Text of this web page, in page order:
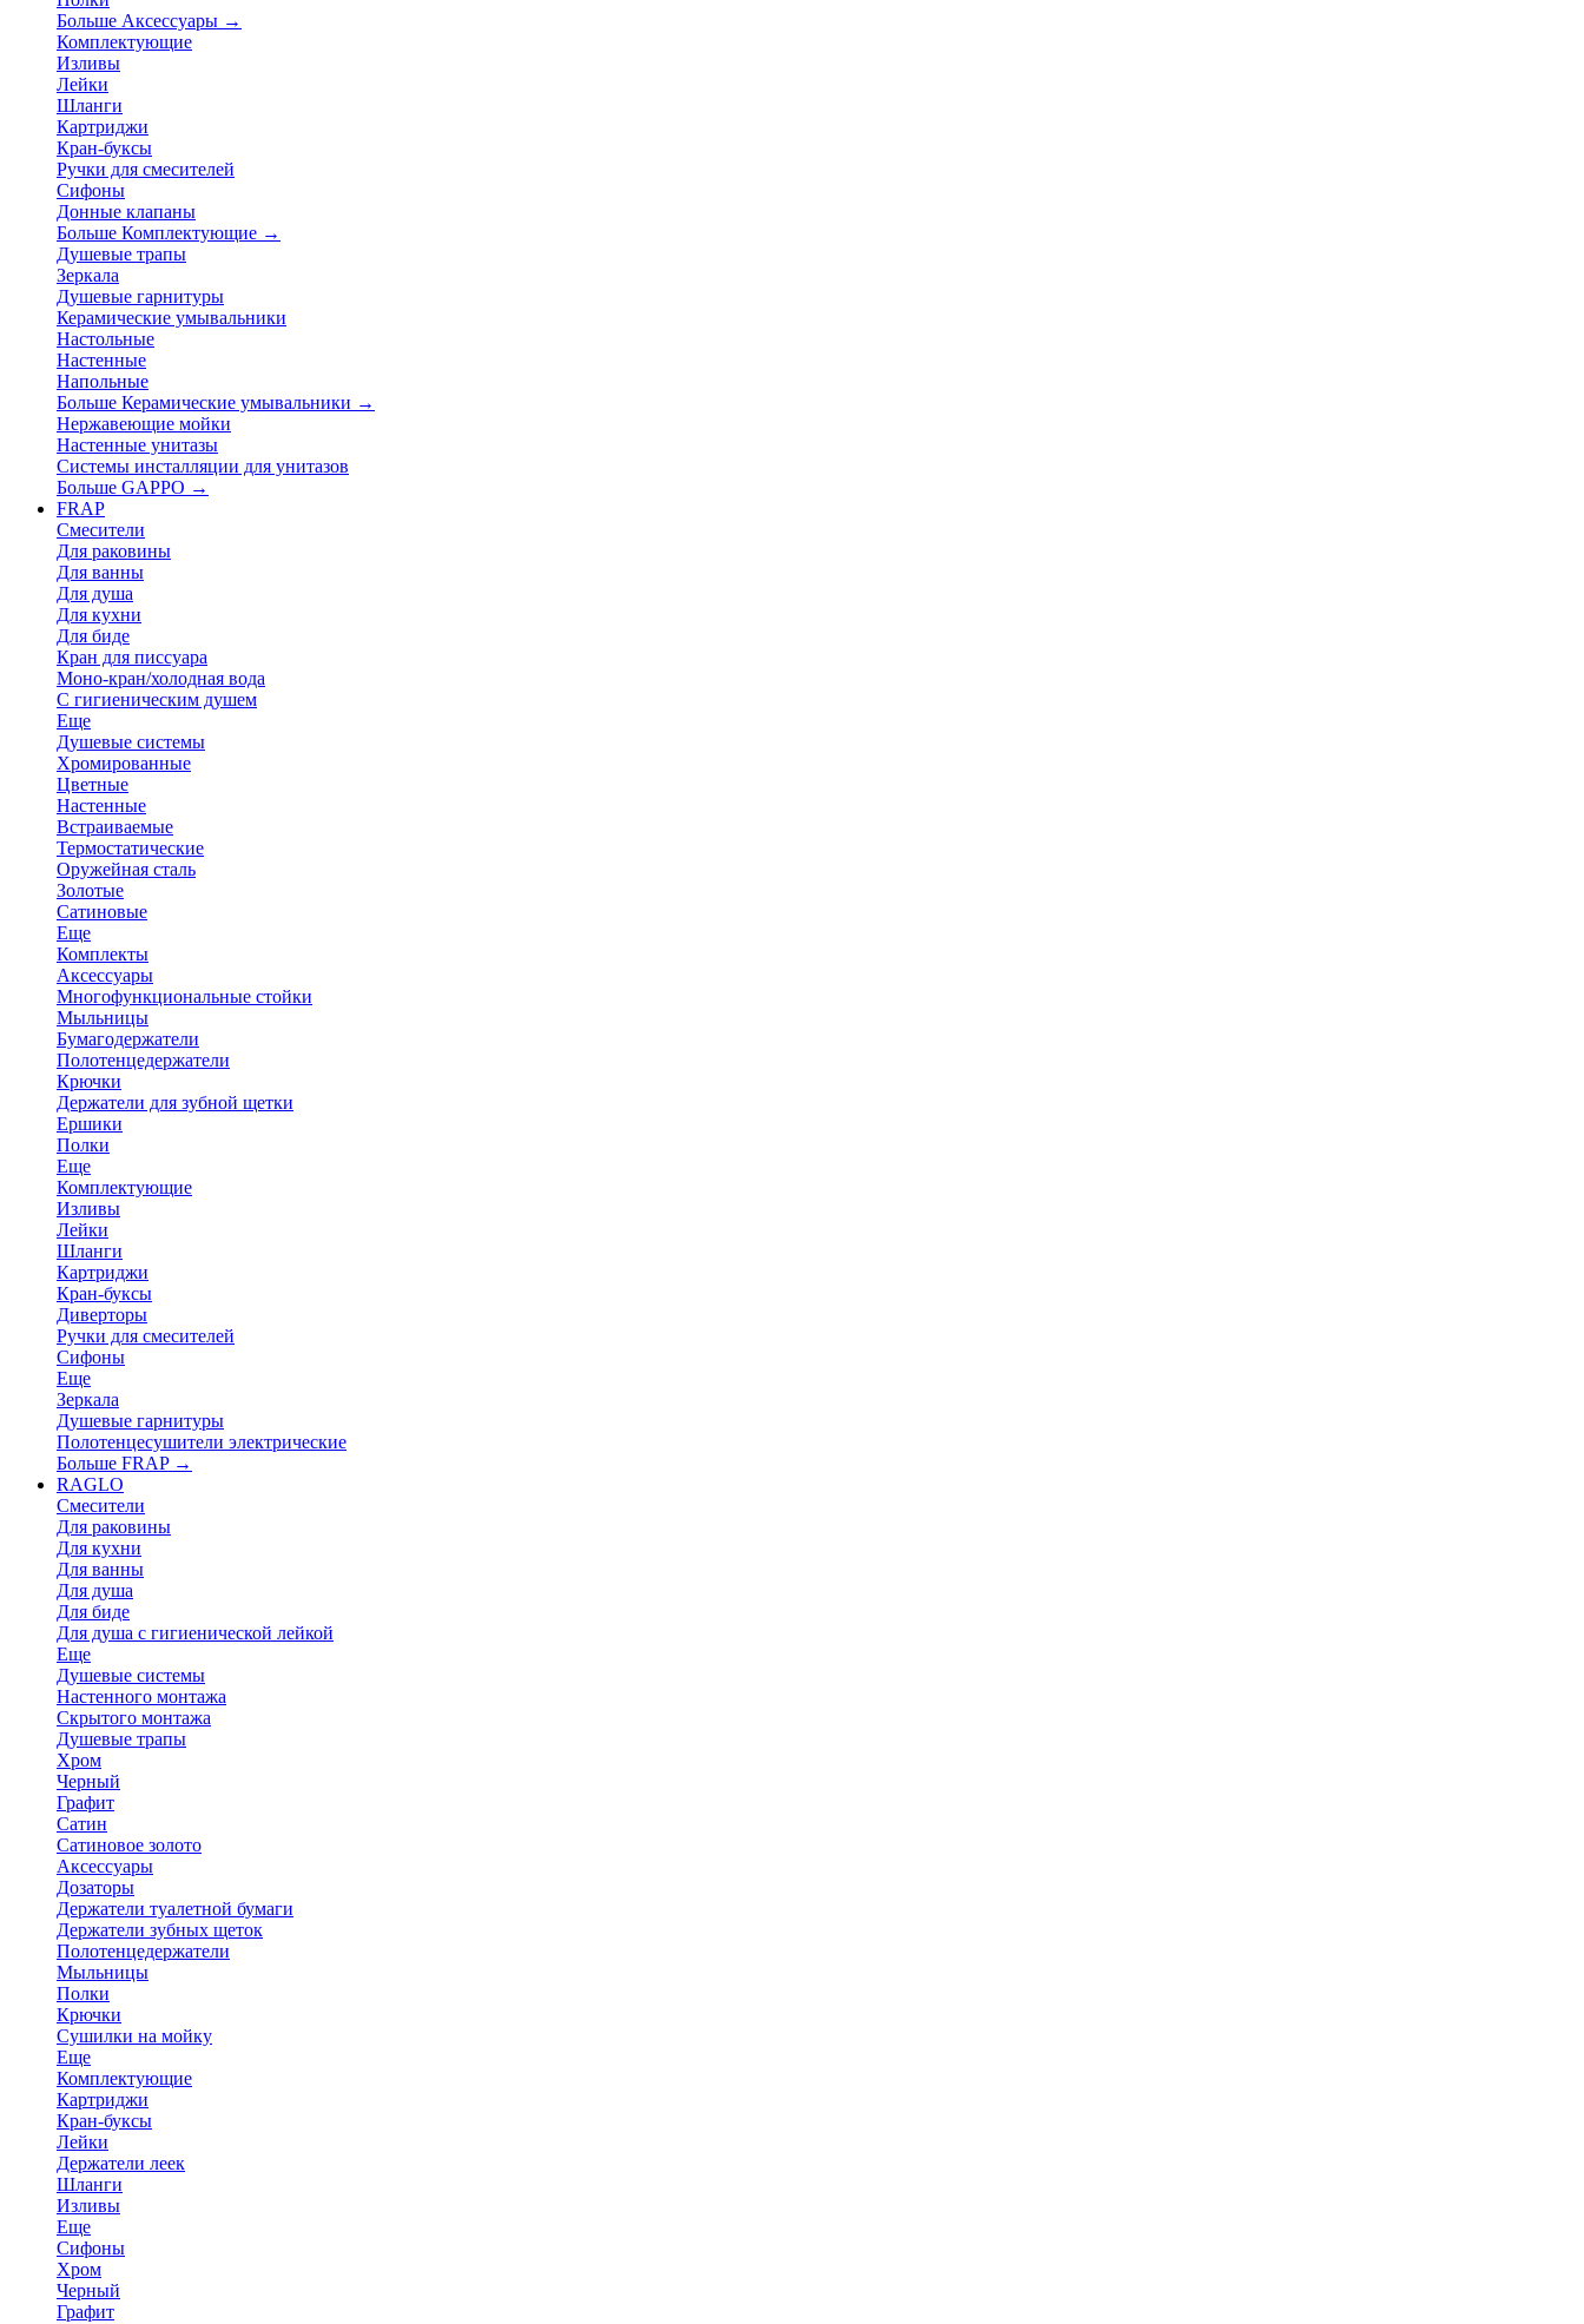
Больше Аксессуары →
Комплектующие
Изливы
Лейки
Шланги
Картриджи
Кран-буксы
Ручки для смесителей
Сифоны
Донные клапаны
Больше Комплектующие →
Душевые трапы
Зеркала
Душевые гарнитуры
Керамические умывальники
Настольные
Настенные
Напольные
Больше Керамические умывальники →
Нержавеющие мойки
Настенные унитазы
Системы инсталляции для унитазов
Больше GAPPO →
FRAP
Смесители
Для раковины
Для ванны
Для душа
Для кухни
Для биде
Кран для писсуара
Моно-кран/холодная вода
С гигиеническим душем
Еще
Душевые системы
Хромированные
Цветные
Настенные
Встраиваемые
Термостатические
Оружейная сталь
Золотые
Сатиновые
Еще
Комплекты
Аксессуары
Многофункциональные стойки
Мыльницы
Бумагодержатели
Полотенцедержатели
Крючки
Держатели для зубной щетки
Ершики
Полки
Еще
Комплектующие
Изливы
Лейки
Шланги
Картриджи
Кран-буксы
Диверторы
Ручки для смесителей
Сифоны
Еще
Зеркала
Душевые гарнитуры
Полотенцесушители электрические
Больше FRAP →
RAGLO
Смесители
Для раковины
Для кухни
Для ванны
Для душа
Для биде
Для душа с гигиенической лейкой
Еще
Душевые системы
Настенного монтажа
Скрытого монтажа
Душевые трапы
Хром
Черный
Графит
Сатин
Сатиновое золото
Аксессуары
Дозаторы
Держатели туалетной бумаги
Держатели зубных щеток
Полотенцедержатели
Мыльницы
Полки
Крючки
Сушилки на мойку
Еще
Комплектующие
Картриджи
Кран-буксы
Лейки
Держатели леек
Шланги
Изливы
Еще
Сифоны
Хром
Черный
Графит